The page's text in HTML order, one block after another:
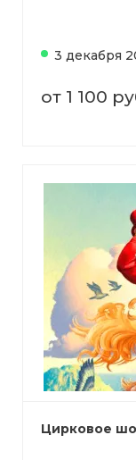
3 декабря
от 1 100
Цирковое